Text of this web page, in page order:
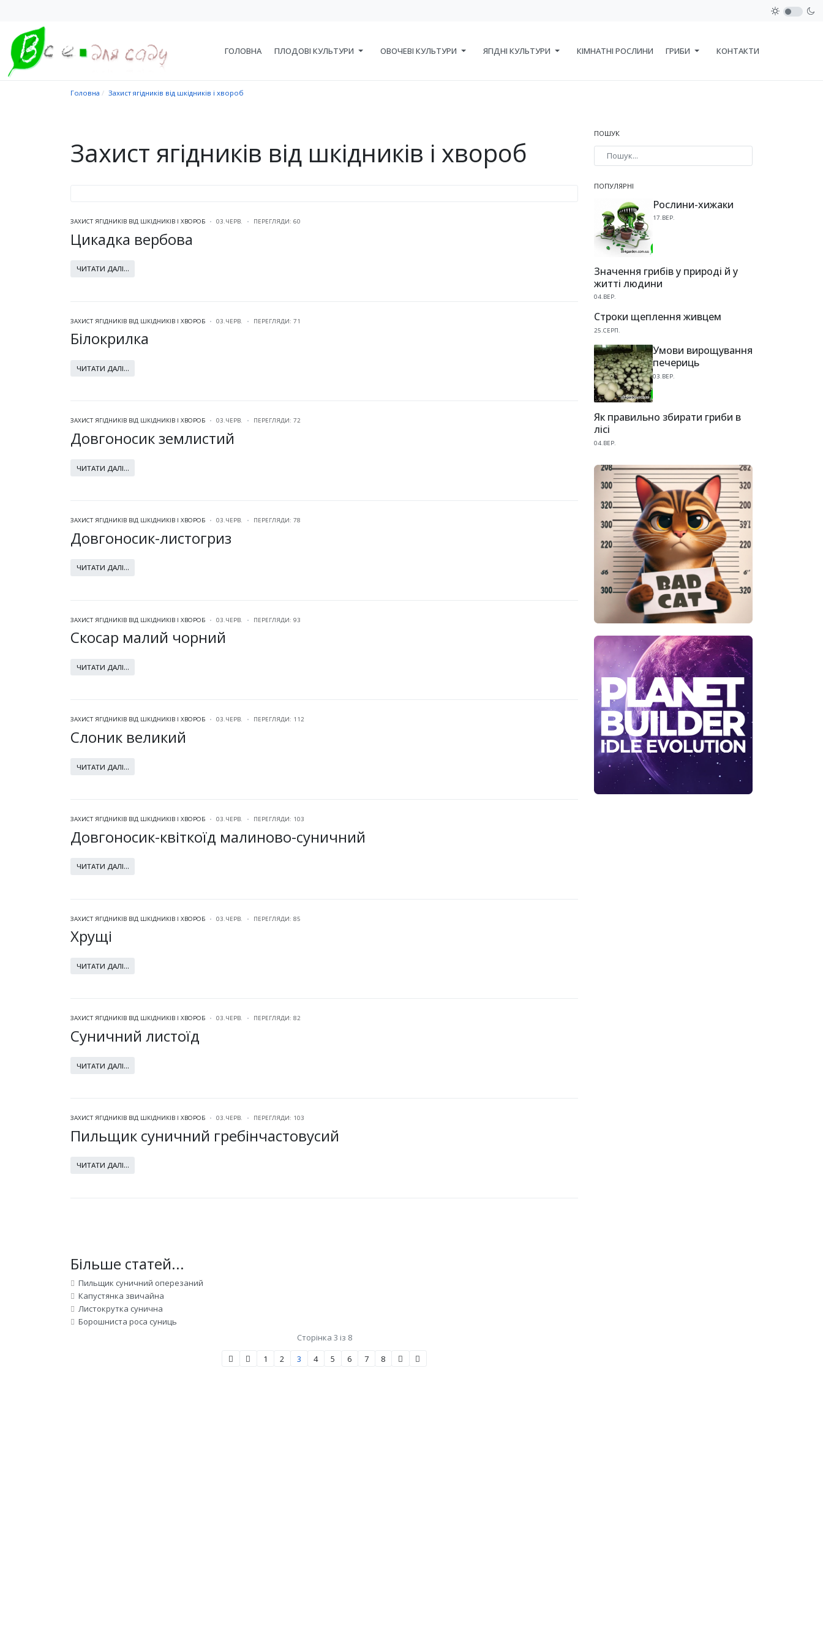
ГОЛОВНА ПЛОДОВІ КУЛЬТУРИ ОВОЧЕВІ КУЛЬТУРИ ЯГІДНІ КУЛЬТУРИ КІМНАТНІ РОСЛИНИ ГРИБИ КОНТАКТИ
Головна Захист ягідників від шкідників і хвороб
Захист ягідників від шкідників і хвороб
ЗАХИСТ ЯГІДНИКІВ ВІД ШКІДНИКІВ І ХВОРОБ 03.ЧЕРВ. ПЕРЕГЛЯДИ: 60
Цикадка вербова
ЧИТАТИ ДАЛІ...
ЗАХИСТ ЯГІДНИКІВ ВІД ШКІДНИКІВ І ХВОРОБ 03.ЧЕРВ. ПЕРЕГЛЯДИ: 71
Білокрилка
ЧИТАТИ ДАЛІ...
ЗАХИСТ ЯГІДНИКІВ ВІД ШКІДНИКІВ І ХВОРОБ 03.ЧЕРВ. ПЕРЕГЛЯДИ: 72
Довгоносик землистий
ЧИТАТИ ДАЛІ...
ЗАХИСТ ЯГІДНИКІВ ВІД ШКІДНИКІВ І ХВОРОБ 03.ЧЕРВ. ПЕРЕГЛЯДИ: 78
Довгоносик-листогриз
ЧИТАТИ ДАЛІ...
ЗАХИСТ ЯГІДНИКІВ ВІД ШКІДНИКІВ І ХВОРОБ 03.ЧЕРВ. ПЕРЕГЛЯДИ: 93
Скосар малий чорний
ЧИТАТИ ДАЛІ...
ЗАХИСТ ЯГІДНИКІВ ВІД ШКІДНИКІВ І ХВОРОБ 03.ЧЕРВ. ПЕРЕГЛЯДИ: 112
Слоник великий
ЧИТАТИ ДАЛІ...
ЗАХИСТ ЯГІДНИКІВ ВІД ШКІДНИКІВ І ХВОРОБ 03.ЧЕРВ. ПЕРЕГЛЯДИ: 103
Довгоносик-квіткоїд малиново-суничний
ЧИТАТИ ДАЛІ...
ЗАХИСТ ЯГІДНИКІВ ВІД ШКІДНИКІВ І ХВОРОБ 03.ЧЕРВ. ПЕРЕГЛЯДИ: 85
Хрущі
ЧИТАТИ ДАЛІ...
ЗАХИСТ ЯГІДНИКІВ ВІД ШКІДНИКІВ І ХВОРОБ 03.ЧЕРВ. ПЕРЕГЛЯДИ: 82
Суничний листоїд
ЧИТАТИ ДАЛІ...
ЗАХИСТ ЯГІДНИКІВ ВІД ШКІДНИКІВ І ХВОРОБ 03.ЧЕРВ. ПЕРЕГЛЯДИ: 103
Пильщик суничний гребінчастовусий
ЧИТАТИ ДАЛІ...
Більше статей...
Пильщик суничний оперезаний
Капустянка звичайна
Листокрутка сунична
Борошниста роса суниць
Сторінка 3 із 8
1
2 3 4 5 6 7 8
ПОШУК
ПОПУЛЯРНІ
Рослини-хижаки
17.ВЕР.
Значення грибів у природі й у
житті людини
04.ВЕР.
Строки щеплення живцем
25.СЕРП.
Умови вирощування
печериць
03.ВЕР.
Як правильно збирати гриби в
лісі
04.ВЕР.